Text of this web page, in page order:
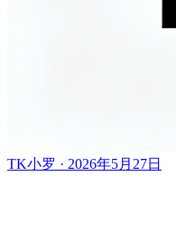
TK小罗 · 2026年5月27日